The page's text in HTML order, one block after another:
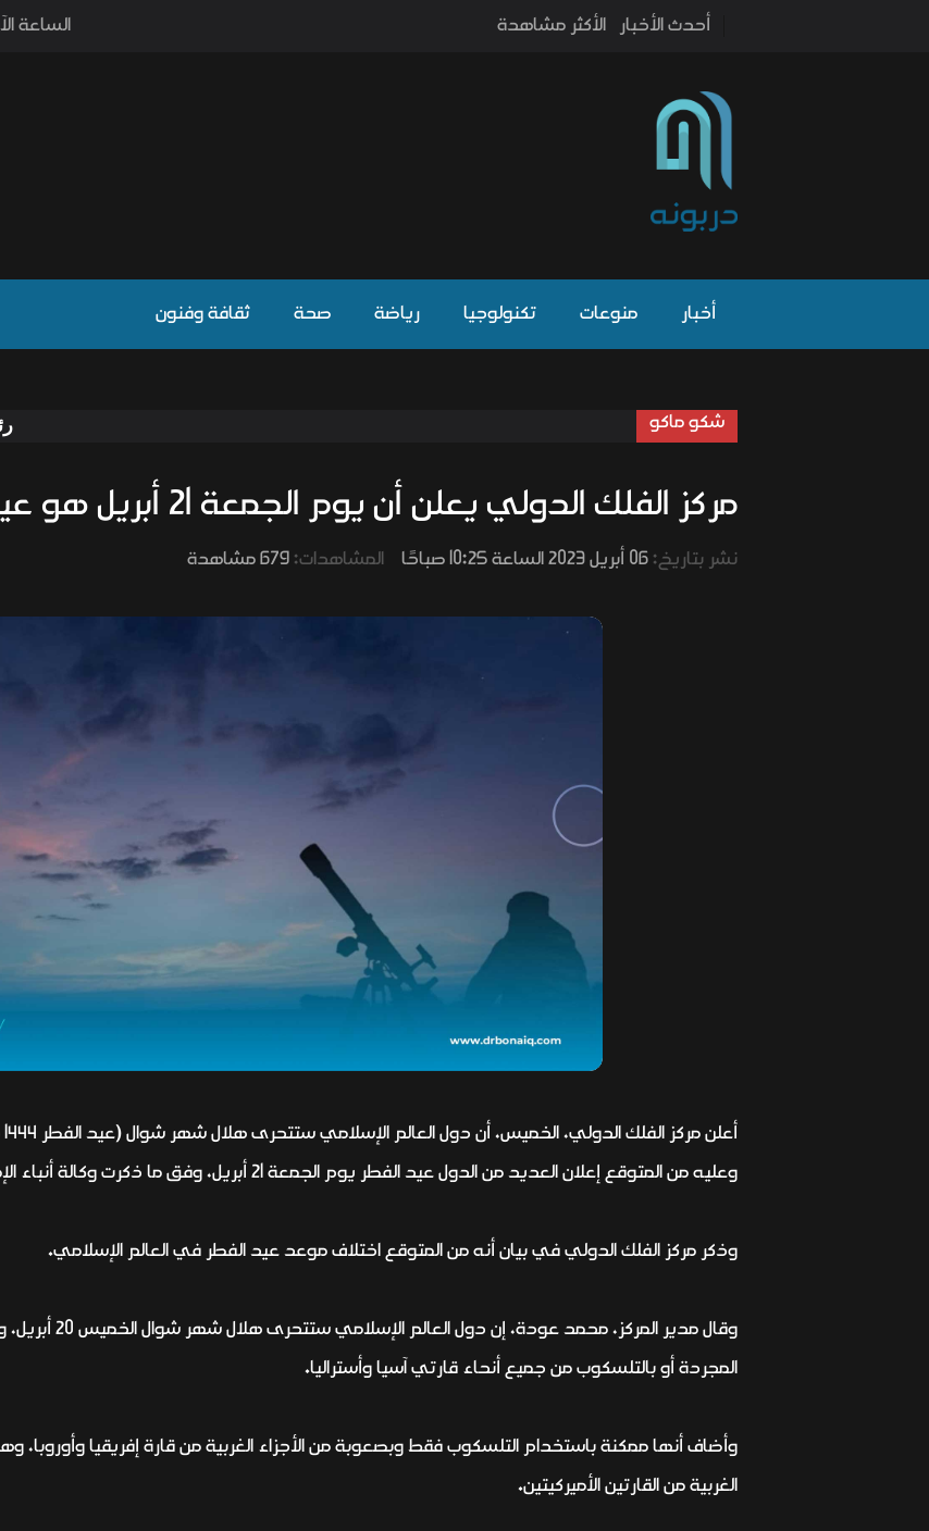
أحدث الأخبار الأكثر مشاهدة الساعة
أخبار منوعات تكنولوجيا رياضة صحة ثقافة وفنون
شكو ماكو رئيس
مركز الفلك الدولي يعلن أن يوم الجمعة 21 أبريل هو عيد الفطر
نشر بتاريخ:06 أبريل 2023 الساعة 10:25 صباحًا المشاهدات:679 مشاهدة
وعليه من المتوقع إعلان العديد من الدول عيد الفطر يوم الجمعة 21 أبريل، وفق ما ذكرت وكالة أنباء الإمارات.
وذكر مركز الفلك الدولي في بيان أنه من المتوقع اختلاف موعد عيد الفطر في العالم الإسلامي.
وقال مدير
المجردة أو بالتلسكوب من جميع أنحاء قارتي آسيا وأستراليا.
وأضاف أنها ممكنة باستخدام التلسكوب فقط وبصعوبة من الأجزاء الغربية من قارة إفريقيا وأوروبا،
الغربية من القارتين الأميركيتين.